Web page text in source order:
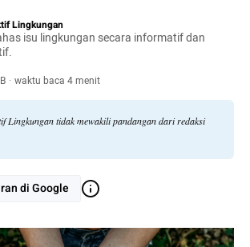
Lingkungan
isu lingkungan secara informatif dan
· waktu baca 4 menit
Lingkungan tidak mewakili pandangan dari redaksi
di Google